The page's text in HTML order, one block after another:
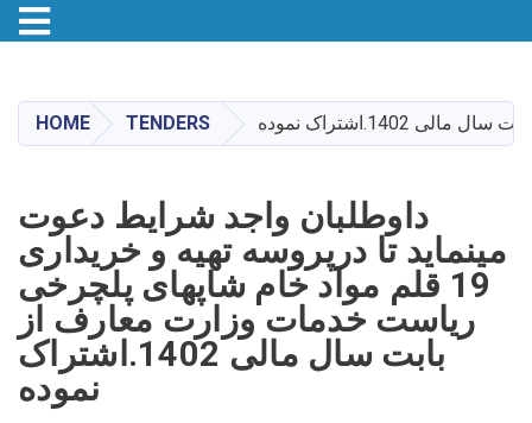
main
content
Toggle navigation
HOME TENDERS
داوطلبان واجد شرایط دعوت
مینماید تا درپروسه تهیه و خریداری
19 قلم مواد خام شاپهای پلچرخی
ریاست خدمات وزارت معارف از
بابت سال مالی 1402.اشتراک
نموده